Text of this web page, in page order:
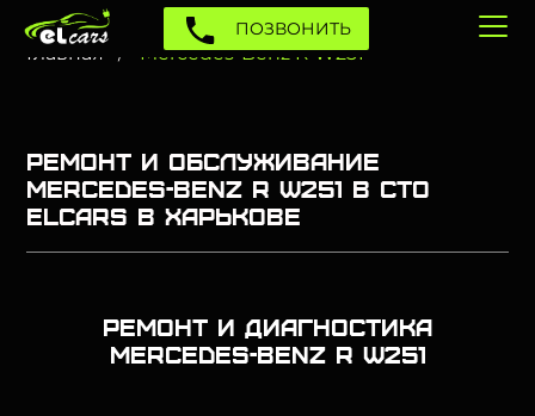
ПОЗВОНИТЬ
Главная Mercedes-Benz R W251
Ремонт и обслуживание
Mercedes-Benz R W251 в СТО
Elcars в Харькове
Ремонт и диагностика
Mercedes-Benz R W251